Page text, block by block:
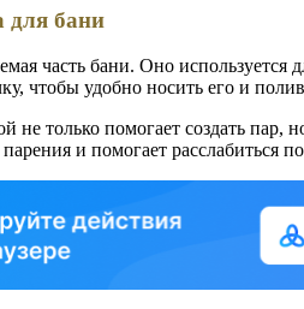
для бани
часть бани. Оно
чтобы удобно носить его и
не только помогает создать пар,
и помогает расслабиться